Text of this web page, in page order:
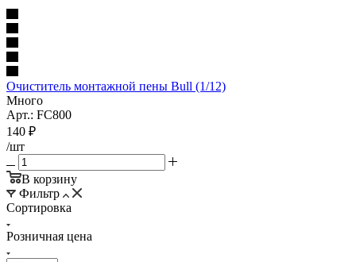
Очиститель монтажной пены Bull (1/12)
Много
Арт.: FC800
140 ₽
/шт
В корзину
Фильтр
Сортировка
Розничная цена